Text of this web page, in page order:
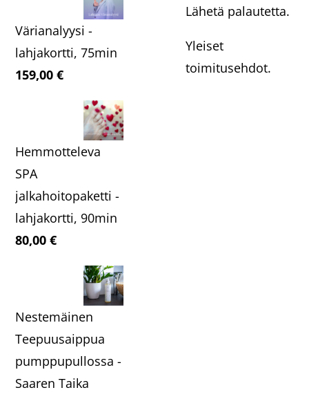
Värianalyysi -
lahjakortti, 75min
159,00€
Hemmotteleva
SPA
jalkahoitopaketti -
lahjakortti, 90min
80,00€
Nestemäinen
Teepuusaippua
pumppupullossa -
Saaren Taika
Lähetä palautetta.
Yleiset
toimitusehdot.